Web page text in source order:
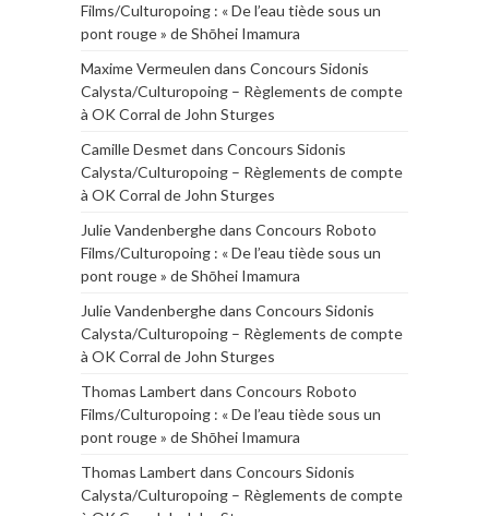
Films/Culturopoing : « De l’eau tiède sous un
pont rouge » de Shōhei Imamura
Maxime Vermeulen dans Concours Sidonis
Calysta/Culturopoing – Règlements de compte
à OK Corral de John Sturges
Camille Desmet dans Concours Sidonis
Calysta/Culturopoing – Règlements de compte
à OK Corral de John Sturges
Julie Vandenberghedans Concours Roboto
Films/Culturopoing : « De l’eau tiède sous un
pont rouge » de Shōhei Imamura
Julie Vandenberghedans Concours Sidonis
Calysta/Culturopoing – Règlements de compte
à OK Corral de John Sturges
Thomas Lambert dans Concours Roboto
Films/Culturopoing : « De l’eau tiède sous un
pont rouge » de Shōhei Imamura
Thomas Lambert dans Concours Sidonis
Calysta/Culturopoing – Règlements de compte